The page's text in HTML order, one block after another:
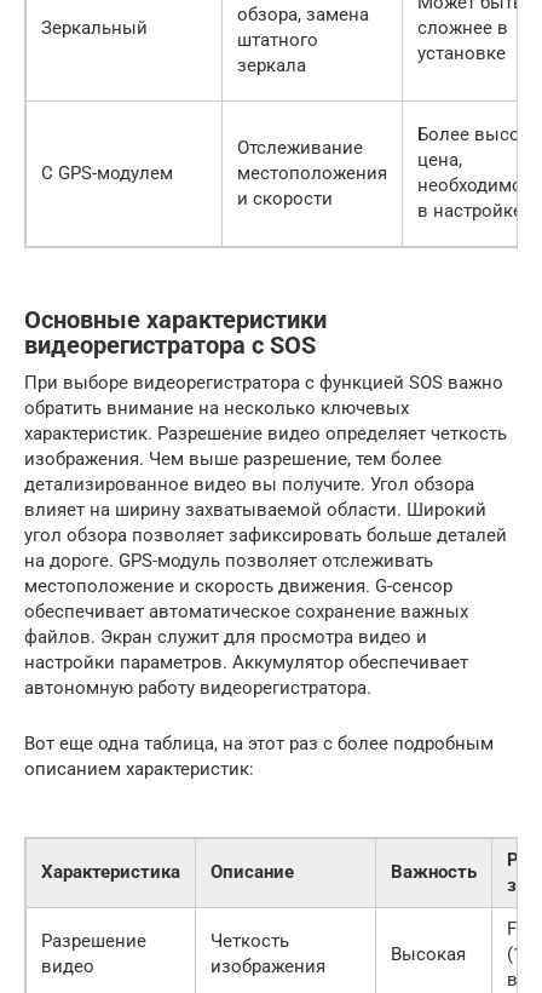
Зеркальный
обзора, замена
штатного
зеркала
сложнее в
установке
С GPS-модулем
Отслеживание
местоположения
и скорости
Более
цена,
в настройке
Основные характеристики
видеорегистратора с SOS
При выборе видеорегистратора с функцией SOS важно
обратить внимание на несколько ключевых
характеристик. Разрешение видео определяет четкость
изображения. Чем выше разрешение, тем более
детализированное видео вы получите. Угол обзора
влияет на ширину захватываемой области. Широкий
угол обзора позволяет зафиксировать больше деталей
на дороге. GPS-модуль позволяет отслеживать
местоположение и скорость движения. G-сенсор
обеспечивает автоматическое сохранение важных
файлов. Экран служит для просмотра видео и
настройки параметров. Аккумулятор обеспечивает
автономную работу видеорегистратора.
Вот еще одна таблица, на этот раз с более подробным
описанием характеристик:
Характеристика Описание Важность
Разрешение
видео
Четкость
изображения
Высокая
Full